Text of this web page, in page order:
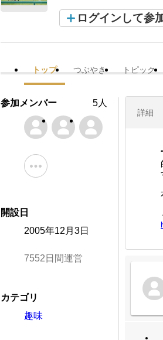
ログインして参
トップ つぶやき トピック
詳細
参加メンバー 5人
開設日
2005年12月3日
7552日間運営
カテゴリ
趣味